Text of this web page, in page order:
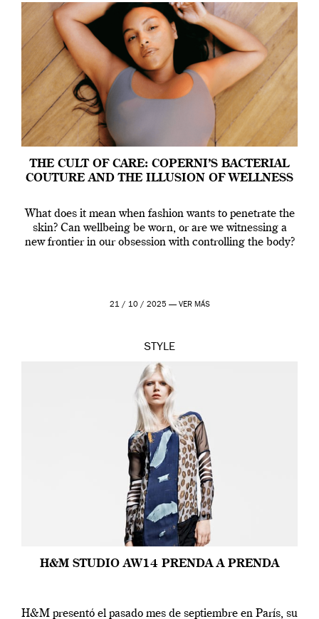
THE CULT OF CARE: COPERNI’S BACTERIAL
COUTURE AND THE ILLUSION OF WELLNESS
What does it mean when fashion wants to penetrate the
skin? Can wellbeing be worn, or are we witnessing a
new frontier in our obsession with controlling the body?
21 / 10 / 2025 — VER MÁS
STYLE
H&M STUDIO AW14 PRENDA A PRENDA
H&M presentó el pasado mes de septiembre en París, su